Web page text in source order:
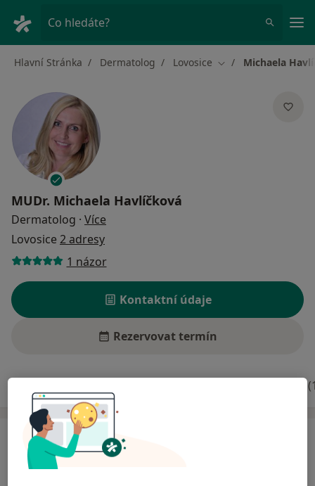
Co hledáte?
Hlavní Stránka Dermatolog Lovosice Změna města
Michaela
MUDr. Michaela Havlíčková
Dermatolog · Více
Lovosice 2 adresy
1 názor
Kontaktní údaje
Rezervovat termín
Názory pacientů
Zkušenosti
MUDr. Michaela Havlíčková se narodila v Karviné.